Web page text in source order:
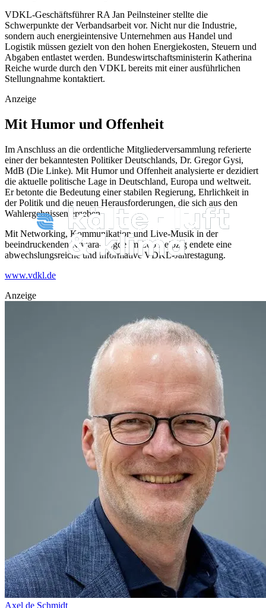
VDKL-Geschäftsführer RA Jan Peilnsteiner stellte die
Schwerpunkte der Verbandsarbeit vor. Nicht nur die Industrie,
sondern auch energieintensive Unternehmen aus Handel und
Logistik müssen gezielt von den hohen Energiekosten, Steuern und
Abgaben entlastet werden. Bundeswirtschaftsministerin Katherina
Reiche wurde durch den VDKL bereits mit einer ausführlichen
Stellungnahme kontaktiert.
Anzeige
Mit Humor und Offenheit
Im Anschluss an die ordentliche Mitgliederversammlung referierte
einer der bekanntesten Politiker Deutschlands, Dr. Gregor Gysi,
MdB (Die Linke). Mit Humor und Offenheit analysierte er dezidiert
die aktuelle politische Lage in Deutschland, Europa und weltweit.
Er betonte die Bedeutung einer stabilen Regierung, Ehrlichkeit in
der Politik und die neuen Herausforderungen, die sich aus den
Wahlergebnissen ergeben.
Mit Networking, Kommunikation und Live-Musik in der
beeindruckenden Kiwara-Logde im Zoo Leipzig endete eine
abwechslungsreiche und informative VDKL-Jahrestagung.
www.vdkl.de
Anzeige
Axel de Schmidt